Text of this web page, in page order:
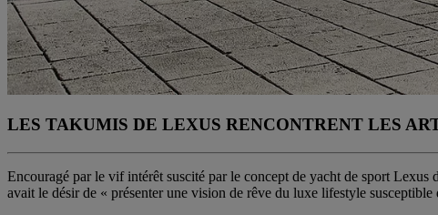
LES TAKUMIS DE LEXUS RENCONTRENT LES
Encouragé par le vif intérêt suscité par le concept de yacht de sport
avait le désir de « présenter une vision de rêve du luxe lifestyle